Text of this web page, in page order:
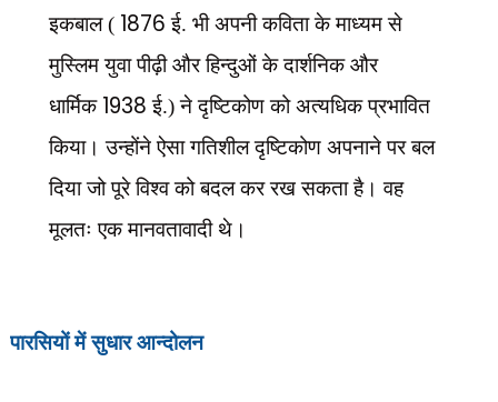
इकबाल ( 1876 ई. भी अपनी कविता के माध्यम से
मुस्लिम युवा पीढ़ी और हिन्दुओं के दार्शनिक और
धार्मिक 1938 ई.) ने दृष्टिकोण को अत्यधिक प्रभावित
किया। उन्होंने ऐसा गतिशील दृष्टिकोण अपनाने पर बल
दिया जो पूरे विश्व को बदल कर रख सकता है। वह
मूलतः एक मानवतावादी थे।
पारसियों में सुधार आन्दोलन